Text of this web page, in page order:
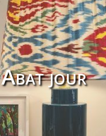
Abat jour